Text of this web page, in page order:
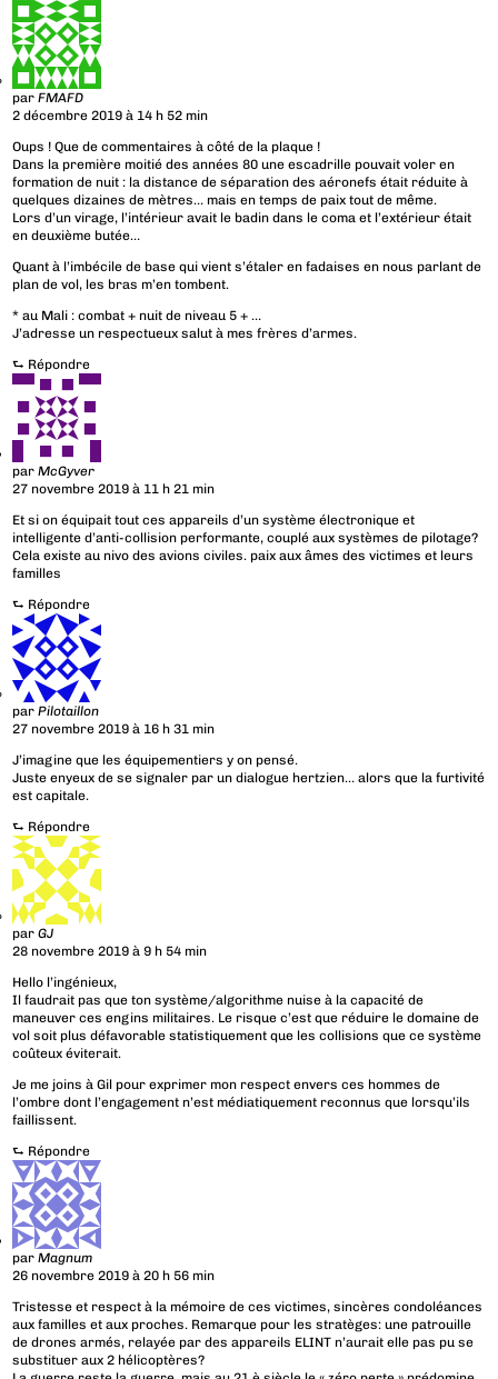
parFMAFD
2 décembre 2019 à 14 h 52 min
Oups ! Que de commentaires à côté de la plaque !
Dans la première moitié des années 80 une escadrille pouvait voler en
formation de nuit : la distance de séparation des aéronefs était réduite à
quelques dizaines de mètres… mais en temps de paix tout de même.
Lors d’un virage, l’intérieur avait le badin dans le coma et l’extérieur était
en deuxième butée…
Quant à l’imbécile de base qui vient s’étaler en fadaises en nous parlant de
plan de vol, les bras m’en tombent.
* au Mali : combat + nuit de niveau 5 + …
J’adresse un respectueux salut à mes frères d’armes.
⮑ Répondre
parMcGyver
27 novembre 2019 à 11 h 21 min
Et si on équipait tout ces appareils d’un système électronique et
intelligente d’anti-collision performante, couplé aux systèmes de pilotage?
Cela existe au nivo des avions civiles. paix aux âmes des victimes et leurs
familles
⮑ Répondre
parPilotaillon
27 novembre 2019 à 16 h 31 min
J’imagine que les équipementiers y on pensé.
Juste enyeux de se signaler par un dialogue hertzien… alors que la furtivité
est capitale.
⮑ Répondre
parGJ
28 novembre 2019 à 9 h 54 min
Hello l’ingénieux,
Il faudrait pas que ton système/algorithme nuise à la capacité de
maneuver ces engins militaires. Le risque c’est que réduire le domaine de
vol soit plus défavorable statistiquement que les collisions que ce système
coûteux éviterait.
Je me joins à Gil pour exprimer mon respect envers ces hommes de
l’ombre dont l’engagement n’est médiatiquement reconnus que lorsqu’ils
faillissent.
⮑ Répondre
parMagnum
26 novembre 2019 à 20 h 56 min
Tristesse et respect à la mémoire de ces victimes, sincères condoléances
aux familles et aux proches. Remarque pour les stratèges: une patrouille
de drones armés, relayée par des appareils ELINT n’aurait elle pas pu se
substituer aux 2 hélicoptères?